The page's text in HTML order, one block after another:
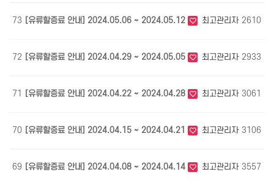
73 [유류할증료 안내] 2024.05.06 ~ 2024.05.12 최고관리자 2610
72 [유류할증료 안내] 2024.04.29 ~ 2024.05.05 최고관리자 2933
71 [유류할증료 안내] 2024.04.22 ~ 2024.04.28 최고관리자 3061
70 [유류할증료 안내] 2024.04.15 ~ 2024.04.21 최고관리자 3106
69 [유류할증료 안내] 2024.04.08 ~ 2024.04.14 최고관리자 3557